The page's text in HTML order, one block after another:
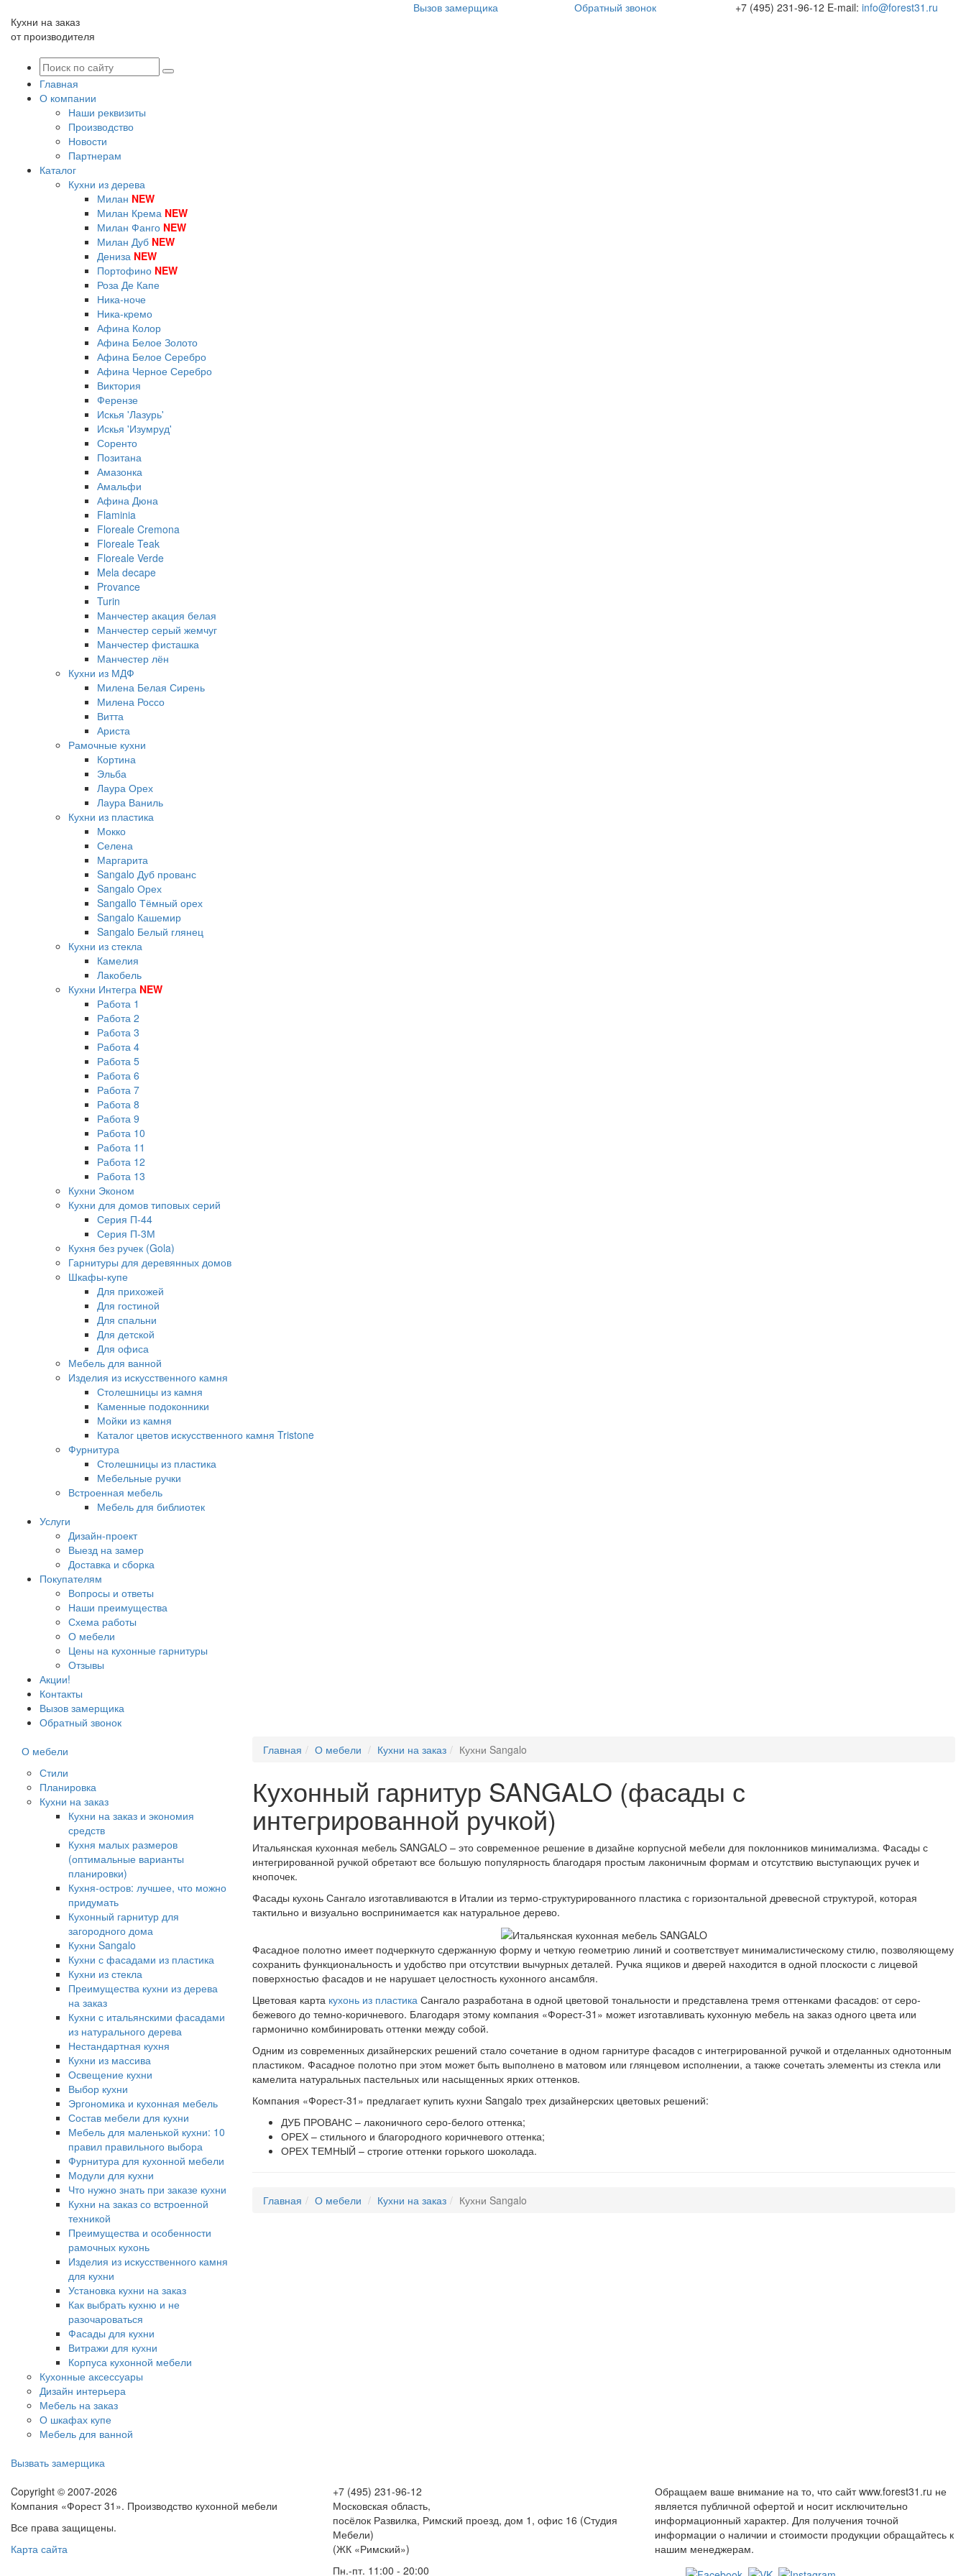
Кухни на заказ
от производителя
Вызов замерщика Обратный звонок +7 (495) 231-96-12 E-mail: info@forest31.ru
Главная
О компании
Наши реквизиты
Производство
Новости
Партнерам
Каталог
Кухни из дерева
Милан NEW
Милан Крема NEW
Милан Фанго NEW
Милан Дуб NEW
Дениза NEW
Портофино NEW
Роза Де Капе
Ника-ноче
Ника-кремо
Афина Колор
Афина Белое Золото
Афина Белое Серебро
Афина Черное Серебро
Виктория
Ферензе
Искья 'Лазурь'
Искья 'Изумруд'
Соренто
Позитана
Амазонка
Амальфи
Афина Дюна
Flaminia
Floreale Cremona
Floreale Teak
Floreale Verde
Mela decape
Provance
Turin
Манчестер акация белая
Манчестер серый жемчуг
Манчестер фисташка
Манчестер лён
Кухни из МДФ
Милена Белая Сирень
Милена Россо
Витта
Ариста
Рамочные кухни
Кортина
Эльба
Лаура Орех
Лаура Ваниль
Кухни из пластика
Мокко
Селена
Маргарита
Sangalo Дуб прованс
Sangalo Орех
Sangallo Тёмный орех
Sangalo Кашемир
Sangalo Белый глянец
Кухни из стекла
Камелия
Лакобель
Кухни Интегра NEW
Работа 1
Работа 2
Работа 3
Работа 4
Работа 5
Работа 6
Работа 7
Работа 8
Работа 9
Работа 10
Работа 11
Работа 12
Работа 13
Кухни Эконом
Кухни для домов типовых серий
Серия П-44
Серия П-3М
Кухня без ручек (Gola)
Гарнитуры для деревянных домов
Шкафы-купе
Для прихожей
Для гостиной
Для спальни
Для детской
Для офиса
Мебель для ванной
Изделия из искусственного камня
Столешницы из камня
Каменные подоконники
Мойки из камня
Каталог цветов искусственного камня Tristone
Фурнитура
Столешницы из пластика
Мебельные ручки
Встроенная мебель
Мебель для библиотек
Услуги
Дизайн-проект
Выезд на замер
Доставка и сборка
Покупателям
Вопросы и ответы
Наши преимущества
Схема работы
О мебели
Цены на кухонные гарнитуры
Отзывы
Акции!
Контакты
Вызов замерщика
Обратный звонок
Главная
О мебели Кухни на заказ Кухни Sangalo
Кухонный гарнитур SANGALO (фасады с
интегрированной ручкой)
Итальянская кухонная мебель SANGALO – это современное решение в дизайне корпусной мебели для поклонников минимализма. Фасады с
интегрированной ручкой обретают все большую популярность благодаря простым лаконичным формам и отсутствию выступающих ручек и
кнопочек.
Фасады кухонь Сангало изготавливаются в Италии из термо-структурированного пластика с горизонтальной древесной структурой, которая
тактильно и визуально воспринимается как натуральное дерево.
Фасадное полотно имеет подчеркнуто сдержанную форму и четкую геометрию линий и соответствует минималистическому стилю, позволяющему
сохранить функциональность и удобство при отсутствии вычурных деталей. Ручка ящиков и дверей находится в одной плоскости с лицевой
поверхностью фасадов и не нарушает целостность кухонного ансамбля.
Цветовая карта кухонь из пластика Сангало разработана в одной цветовой тональности и представлена тремя оттенками фасадов: от серо-
бежевого до темно-коричневого. Благодаря этому компания «Форест-31» может изготавливать кухонную мебель на заказ одного цвета или
гармонично комбинировать оттенки между собой.
Одним из современных дизайнерских решений стало сочетание в одном гарнитуре фасадов с интегрированной ручкой и отделанных однотонным
пластиком. Фасадное полотно при этом может быть выполнено в матовом или глянцевом исполнении, а также сочетать элементы из стекла или
камелита натуральных пастельных или насыщенных ярких оттенков.
Компания «Форест-31» предлагает купить кухни Sangalo трех дизайнерских цветовых решений:
ДУБ ПРОВАНС – лаконичного серо-белого оттенка;
ОРЕХ – стильного и благородного коричневого оттенка;
ОРЕХ ТЕМНЫЙ – строгие оттенки горького шоколада.
Главная О мебели Кухни на заказ Кухни Sangalo
О мебели
Стили
Планировка
Кухни на заказ
Кухни на заказ и экономия
средств
Кухня малых размеров
(оптимальные варианты
планировки)
Кухня-остров: лучшее, что можно
придумать
Кухонный гарнитур для
загородного дома
Кухни Sangalo
Кухни с фасадами из пластика
Кухни из стекла
Преимущества кухни из дерева
на заказ
Кухни с итальянскими фасадами
из натурального дерева
Нестандартная кухня
Кухни из массива
Освещение кухни
Выбор кухни
Эргономика и кухонная мебель
Состав мебели для кухни
Мебель для маленькой кухни: 10
правил правильного выбора
Фурнитура для кухонной мебели
Модули для кухни
Что нужно знать при заказе кухни
Кухни на заказ со встроенной
техникой
Преимущества и особенности
рамочных кухонь
Изделия из искусственного камня
для кухни
Установка кухни на заказ
Как выбрать кухню и не
разочароваться
Фасады для кухни
Витражи для кухни
Корпуса кухонной мебели
Кухонные аксессуары
Дизайн интерьера
Мебель на заказ
О шкафах купе
Мебель для ванной
Вызвать замерщика
Copyright © 2007-2026
Компания «Форест 31». Производство кухонной мебели
Все права защищены.
Карта сайта
+7 (495) 231-96-12
Московская область,
посёлок Развилка, Римский проезд, дом 1, офис 16 (Студия
Мебели)
(ЖК «Римский»)
Пн.-пт. 11:00 - 20:00
Обращаем ваше внимание на то, что сайт www.forest31.ru не
является публичной офертой и носит исключительно
информационный характер. Для получения точной
информации о наличии и стоимости продукции обращайтесь к
нашим менеджерам.